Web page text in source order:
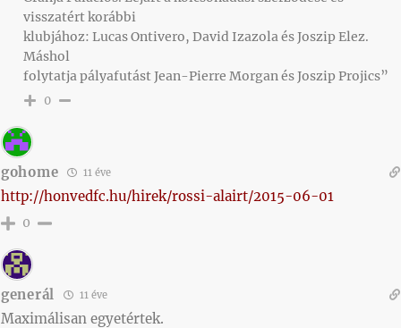
visszatért korábbi
klubjához: Lucas Ontivero, David Izazola és Joszip Elez.
Máshol
folytatja pályafutást Jean-Pierre Morgan és Joszip Projics”
0
gohome 11 éve
http://honvedfc.hu/hirek/rossi-alairt/2015-06-01
0
generál 11 éve
Maximálisan egyetértek.